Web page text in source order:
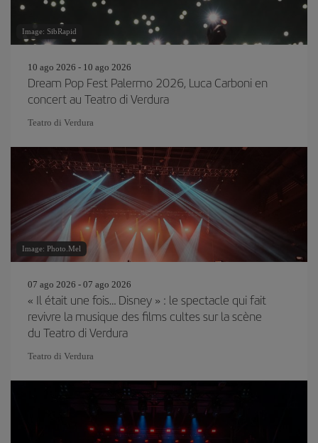
Image: SibRapid
10 ago 2026 - 10 ago 2026
Dream Pop Fest Palermo 2026, Luca Carboni en
concert au Teatro di Verdura
Teatro di Verdura
Image: Photo.Mel
07 ago 2026 - 07 ago 2026
« Il était une fois… Disney » : le spectacle qui fait
revivre la musique des films cultes sur la scène
du Teatro di Verdura
Teatro di Verdura